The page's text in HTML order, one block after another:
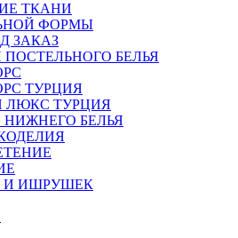
ТКАНИ
ФОРМЫ
ЗАКАЗ
БЕЛЬЯ
ТУРЦИЯ
ЛЮКС ТУРЦИЯ
НИЖНЕГО БЕЛЬЯ
И ИШРУШЕК